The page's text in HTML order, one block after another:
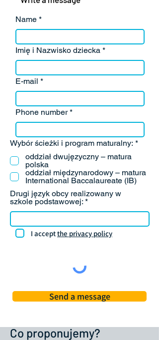
Name
Imię i Nazwisko dziecka
E-mail
Phone number
Wybór ścieżki i program maturalny: *R
i
oddział dwujęzyczny – matura
polska
oddział międzynarodowy – matura
International Baccalaureate (IB)
Drugi język obcy realizowany w
szkole podstawowej:
I acceptthe privacy policy
Send a message
Co proponujemy?